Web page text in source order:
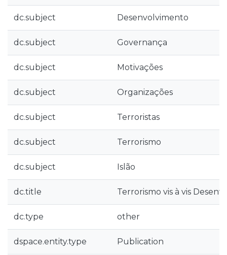
dc.subject Desenvolvimento
dc.subject Governança
dc.subject Motivações
dc.subject Organizações
dc.subject Terroristas
dc.subject Terrorismo
dc.subject Islão
dc.title Terrorismo vis à vis
dc.type other
dspace.entity.type Publication